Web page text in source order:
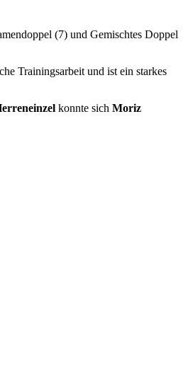
(7) und Gemischtes Doppel
Trainingsarbeit und ist ein starkes
konnte sich Moriz